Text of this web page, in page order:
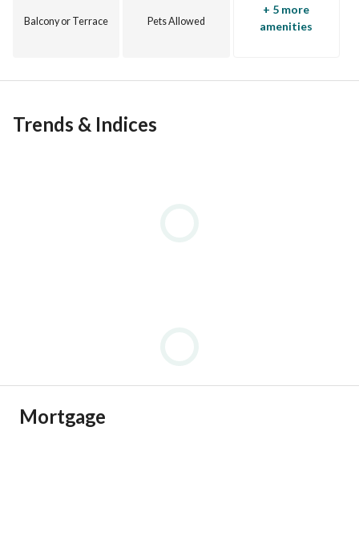
Balcony or Terrace Pets Allowed
+ 5 more
amenities
Trends & Indices
Mortgage